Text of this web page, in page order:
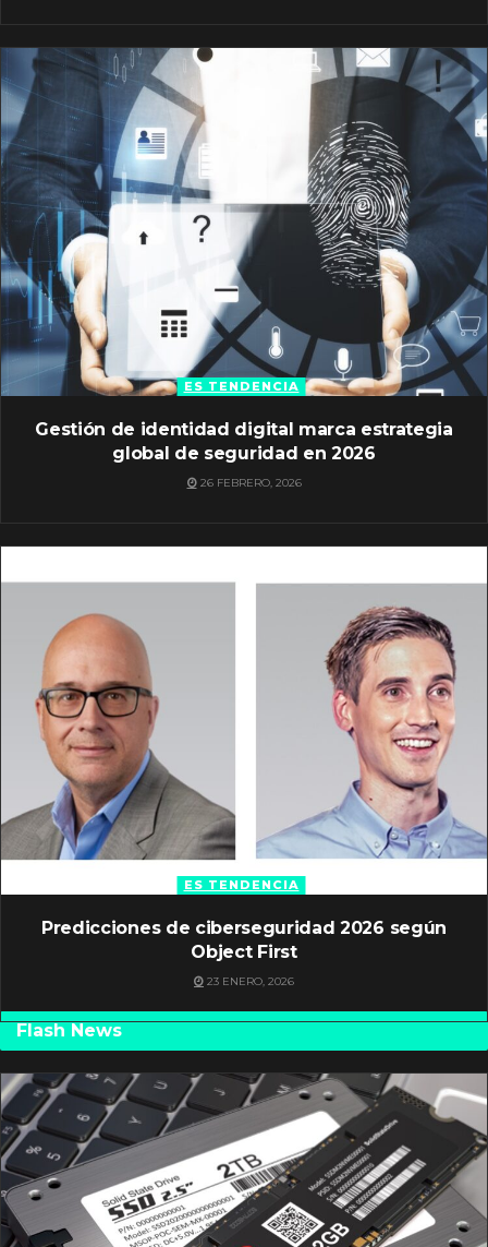
ES TENDENCIA
Gestión de identidad digital marca estrategia
global de seguridad en 2026
26 FEBRERO, 2026
ES TENDENCIA
Predicciones de ciberseguridad 2026 según
Object First
23 ENERO, 2026
Flash News